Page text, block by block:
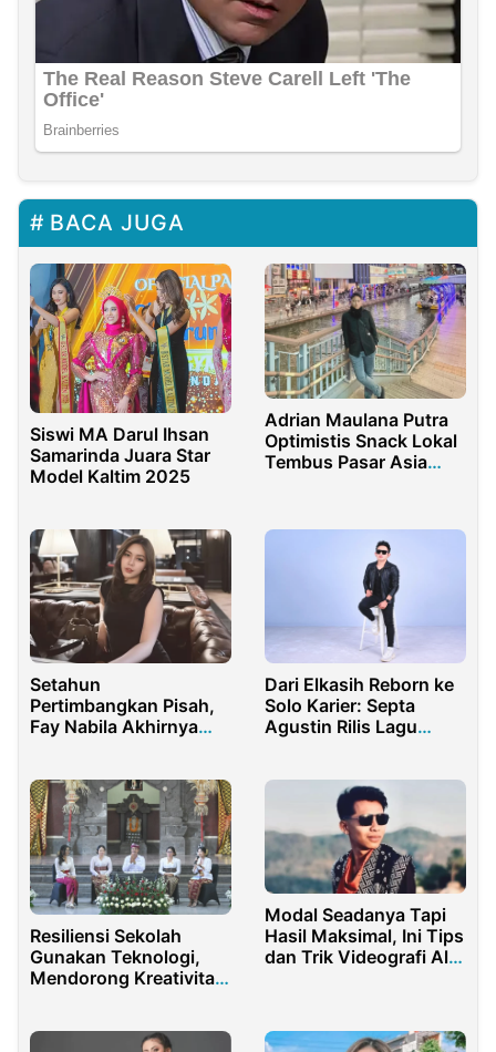
BACA JUGA
Siswi MA Darul Ihsan
Samarinda Juara Star
Model Kaltim 2025
Adrian Maulana Putra
Optimistis Snack Lokal
Tembus Pasar Asia
Setahun
Pertimbangkan Pisah,
Fay Nabila Akhirnya
Dari Elkasih Reborn ke
Solo Karier: Septa
Agustin Rilis Lagu
Resiliensi Sekolah
Gunakan Teknologi,
Mendorong Kreativitas
Modal Seadanya Tapi
Hasil Maksimal, Ini Tips
dan Trik Videografi Ala